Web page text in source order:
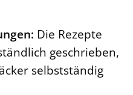
Die Rezepte
geschrieben,
selbstständig